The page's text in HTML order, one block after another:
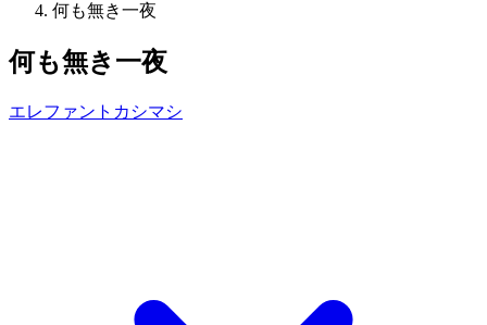
何も無き一夜
何も無き一夜
エレファントカシマシ